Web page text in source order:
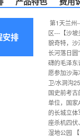
安排
第1天兰州
区---【沙
貌奇特，沙
长河落日圆
礴的毛泽东
愿参加沙
卫/水洞沟
国史前考古
单位，国家
的长城立
座杀机四
湿地公园